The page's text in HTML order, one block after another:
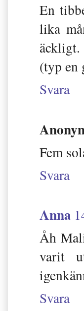
En
lika
äckligt.
(typ en
Svara
Fem
Svara
Anna
Åh
varit
Svara